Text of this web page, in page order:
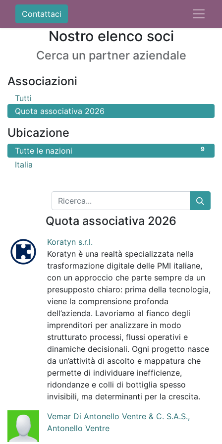
Contattaci
Nostro elenco soci
Cerca un partner aziendale
Associazioni
Tutti
Quota associativa 2026
Ubicazione
Tutte le nazioni 9
Italia
Quota associativa 2026
Koratyn s.r.l.
Koratyn è una realtà specializzata nella
trasformazione digitale delle PMI italiane,
con un approccio che parte sempre da un
presupposto chiaro: prima della tecnologia,
viene la comprensione profonda
dell’azienda. Lavoriamo al fianco degli
imprenditori per analizzare in modo
strutturato processi, flussi operativi e
dinamiche decisionali. Ogni progetto nasce
da un’attività di ascolto e mappatura che
permette di individuare inefficienze,
ridondanze e colli di bottiglia spesso
invisibili, ma determinanti per la crescita.
Vemar Di Antonello Ventre & C. S.A.S.,
Antonello Ventre